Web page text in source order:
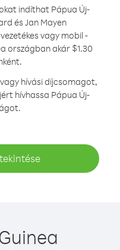
indíthat Pápua Új-
és Jan Mayen
vagy mobil -
országban akár $1.30
hívási díjcsomagot,
hívhassa Pápua Új-